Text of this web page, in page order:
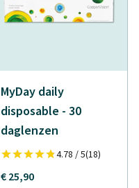
MyDay daily
disposable - 30
daglenzen
4.78 / 5(18)
€ 25,90